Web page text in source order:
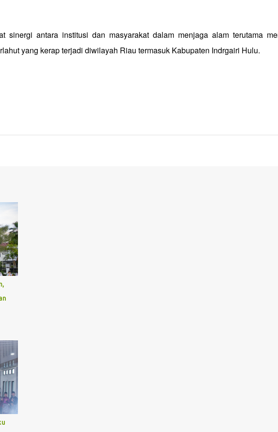
sinergi antara institusi dan masyarakat dalam menjaga alam terutama
yang kerap terjadi diwilayah Riau termasuk Kabupaten Indrgairi Hulu.